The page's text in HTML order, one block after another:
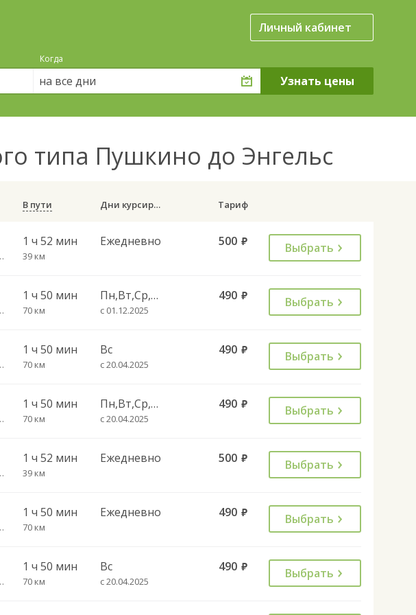
Личный кабинет
Когда
на все дни
типа Пушкино до Энгельс
В пути Дни курсирования Тариф
3А)
1 ч 52 мин
39 км
Ежедневно 500 руб. Выбрать
3А)
1 ч 50 мин
70 км
Пн,Вт,Ср,Чт,Пт,Сб
с 01.12.2025
490 руб. Выбрать
3А)
1 ч 50 мин
70 км
Вс
с 20.04.2025
490 руб. Выбрать
3А)
1 ч 50 мин
70 км
Пн,Вт,Ср,Чт,Пт,Сб
с 20.04.2025
490 руб. Выбрать
3А)
1 ч 52 мин
39 км
Ежедневно 500 руб. Выбрать
3А)
1 ч 50 мин
70 км
Ежедневно 490 руб. Выбрать
3А)
1 ч 50 мин
70 км
Вс
с 20.04.2025
490 руб. Выбрать